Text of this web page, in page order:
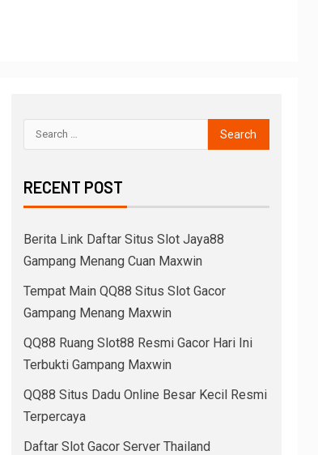
RECENT POST
Berita Link Daftar Situs Slot Jaya88
Gampang Menang Cuan Maxwin
Tempat Main QQ88 Situs Slot Gacor
Gampang Menang Maxwin
QQ88 Ruang Slot88 Resmi Gacor Hari Ini
Terbukti Gampang Maxwin
QQ88 Situs Dadu Online Besar Kecil Resmi
Terpercaya
Daftar Slot Gacor Server Thailand